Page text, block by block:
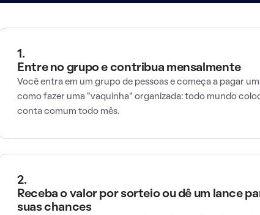
1.
Entre no grupo e contribua mensalmente
Você entra em um grupo de pessoas e começa a pagar
como fazer uma "vaquinha" organizada: todo mundo
conta comum todo mês.
2.
Receba o valor por sorteio ou dê um lance
suas chances